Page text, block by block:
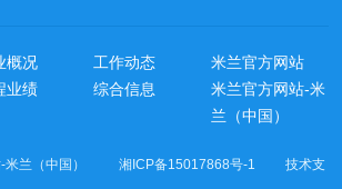
概况 工作动态
米兰官方网站
业绩
综合信息
米兰官方网站-米
兰（中国）
-米兰（中国） 湘ICP备15017868号-1 技术支